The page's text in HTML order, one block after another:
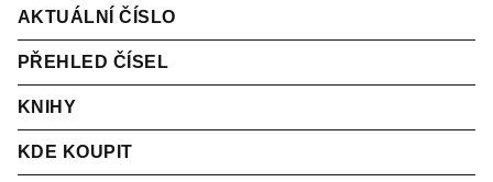
AKTUÁLNÍ ČÍSLO
PŘEHLED ČÍSEL
KNIHY
KDE KOUPIT